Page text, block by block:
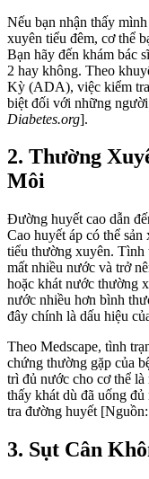
Nếu bạn nhận thấy
xuyên tiểu đêm, cơ thể
Bạn hãy đến khám bác
2 hay không. Theo
Kỳ (ADA), việc kiểm
biệt đối với những
Diabetes.org].
2. Thường
Môi
Đường huyết cao dẫn
Cao huyết áp có thể
tiểu thường xuyên. Tình
mất nhiều nước và trở
hoặc khát nước thường
nước nhiều hơn bình
đây chính là dấu hiệu
Theo Medscape, tình
chứng thường gặp của
trì đủ nước cho cơ thể là
thấy khát dù đã uống
tra đường huyết [Nguồn:
3. Sụt Cân